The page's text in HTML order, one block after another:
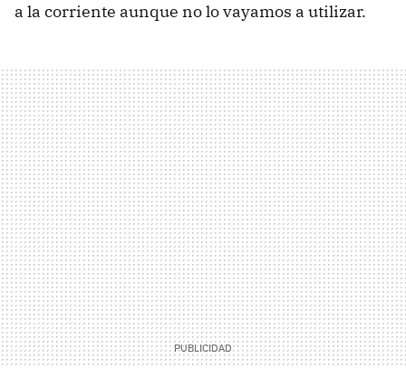
a la corriente aunque no lo vayamos a utilizar.